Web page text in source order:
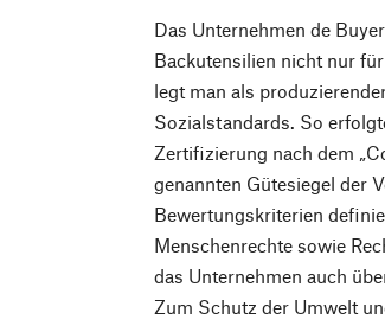
Das Unternehmen de
Backutensilien nicht nur
legt man als
Sozialstandards. So
Zertifizierung nach dem
genannten Gütesiegel der
Bewertungskriterien
Menschenrechte sowie
das Unternehmen auch
Zum Schutz der Umwelt